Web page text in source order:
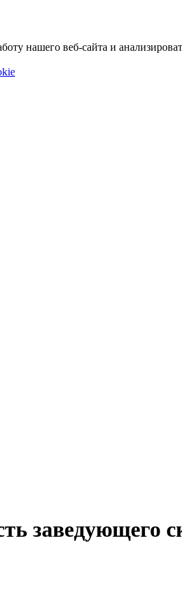
нашего веб-сайта и
заведующего